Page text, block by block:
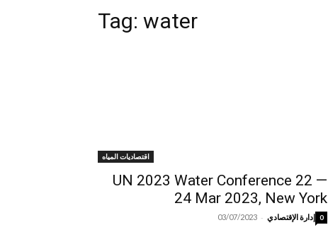
Tag: water
اقتصاديات المياه
UN 2023 Water Conference 22 —
24 Mar 2023, New York
إدارة الإقتصادي -
03/07/2023 0